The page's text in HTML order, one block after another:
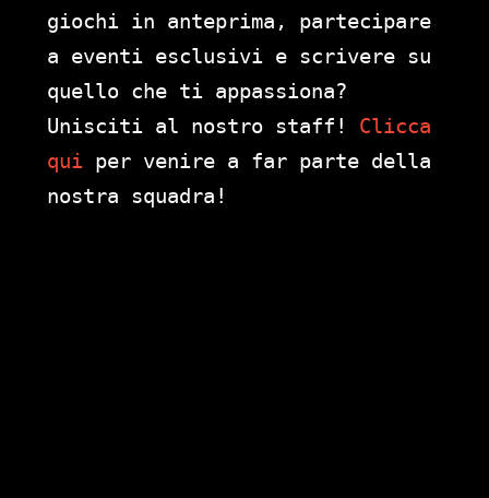
giochi in anteprima, partecipare
a eventi esclusivi e scrivere su
quello che ti appassiona?
Unisciti al nostro staff! Clicca
qui per venire a far parte della
nostra squadra!